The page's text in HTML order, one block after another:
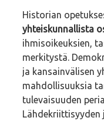
Historian
yhteiskunnallista
ihmisoikeuksien,
merkitystä.
ja kansainvälisen
mahdollisuuksia
tulevaisuuden